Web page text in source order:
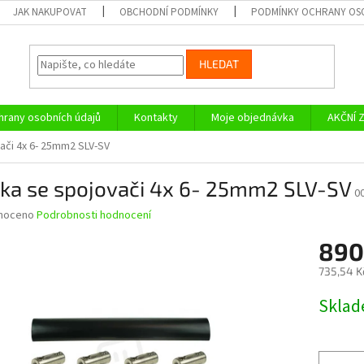
JAK NAKUPOVAT OBCHODNÍ PODMÍNKY PODMÍNKY OCHRANY
HLEDAT
osobních údajů Kontakty Moje objednávka AKČNÍ
4x 6- 25mm2 SLV-SV
se spojovači 4x 6- 25mm2 SLV-SV
Podrobnosti hodnocení
735,54
cena: